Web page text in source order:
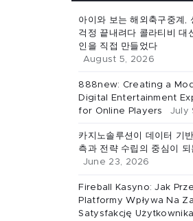
아이와 보는 해외축구중계,
걱정 끝내려다 콜라티비 대
인을 직접 만들었다
August 5, 2026
888new: Creating a
Digital Entertainment
for Online Players
July
카지노솔루션이 데이터 기
측과 전략 수립의 중심이 되
June 23, 2026
Fireball Kasyno: Jak
Platformy Wpływa Na
Satysfakcję Użytkownika